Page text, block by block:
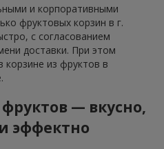
и корпоративными
фруктовых корзин в г.
с согласованием
доставки. При этом
корзине из фруктов в
— вкусно,
эффектно